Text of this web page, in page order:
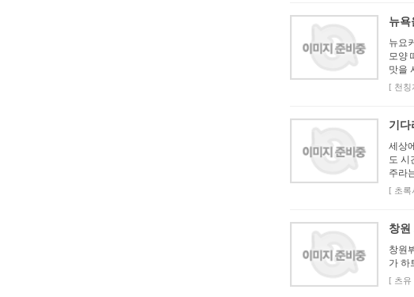
뉴욕
뉴요
모양
맛을
[ 천칭
기다
세상
도 시
주라
[ 초록
창
창원
가 하
[ 츠유